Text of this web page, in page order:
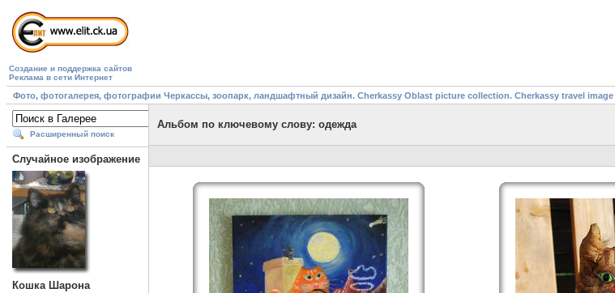
Создание и поддержка сайтов
Реклама в сети Интернет
Фото, фотогалерея, фотографии Черкассы, зоопарк, ландшафтный дизайн. Cherkassy Oblast picture collection. Cherkassy travel image
Расширенный поиск
Случайное изображение
Кошка Шарона
Альбом по ключевому слову: одежда